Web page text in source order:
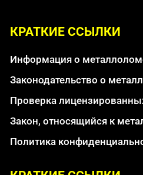
КРАТКИЕ ССЫЛКИ
Информация о
Законодательство о
Проверка
Закон, относящийся к
Политика